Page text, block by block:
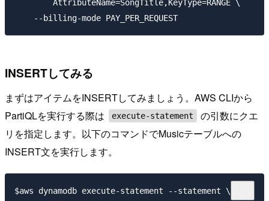
        AttributeName=SongTitle,KeyType=RANGE \
INSERTしてみる
まずはアイテムをINSERTしてみましょう。AWS CLIから
PartiQLを実行する際は
execute-statement
の引数にクエ
リを指定します。以下のコマンドでMusicテーブルへの
INSERT文を実行します。
$aws dynamodb execute-statement --statement \